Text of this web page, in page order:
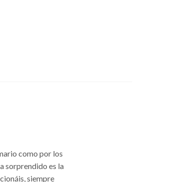
como por los
sorprendido es la
siempre